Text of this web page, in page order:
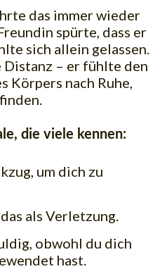
das immer wieder
spürte, dass er
sich allein gelassen.
– er fühlte den
Körpers nach Ruhe,
die viele kennen:
um dich zu
als Verletzung.
obwohl du dich
hast.